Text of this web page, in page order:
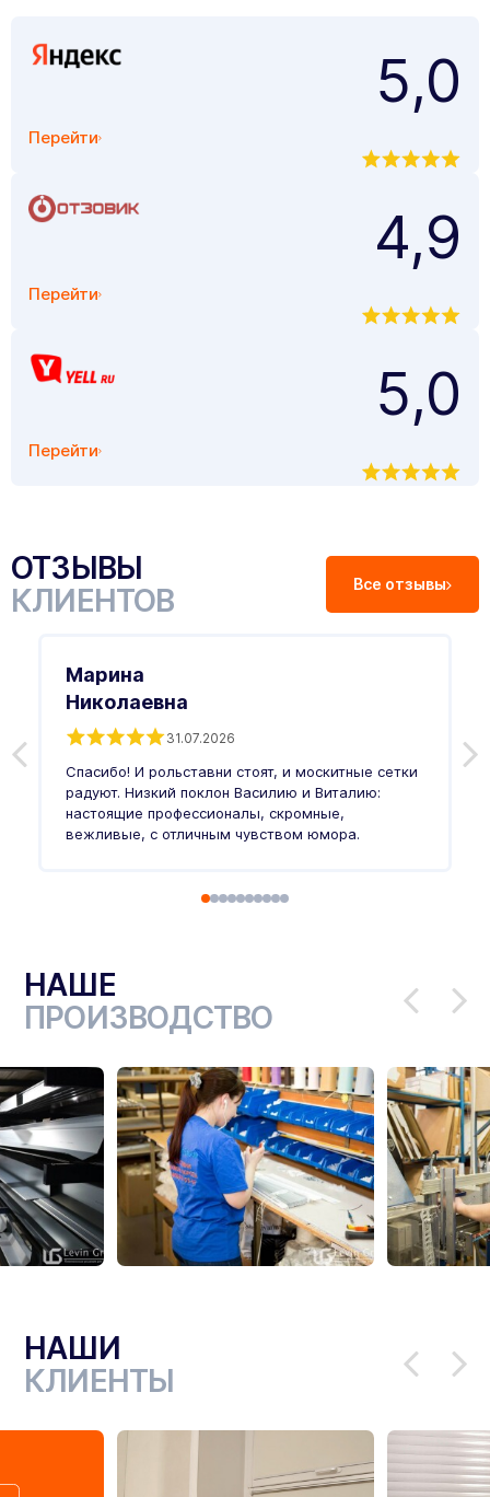
Перейти
5,0
Перейти
4,9
Перейти
5,0
ОТЗЫВЫ
КЛИЕНТОВ
Все отзывы
Марина
Николаевна
31.07.2026
Спасибо! И рольставни стоят, и москитные сетки
радуют. Низкий поклон Василию и Виталию:
настоящие профессионалы, скромные,
вежливые, с отличным чувством юмора.
НАШЕ
ПРОИЗВОДСТВО
НАШИ
КЛИЕНТЫ